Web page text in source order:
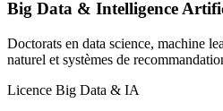
Big Data & Intelligence
Doctorats en data science, machine
naturel et systèmes de
Licence Big Data & IA